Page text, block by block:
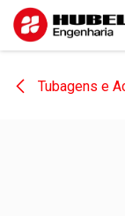
Pular para o
Tubagens e